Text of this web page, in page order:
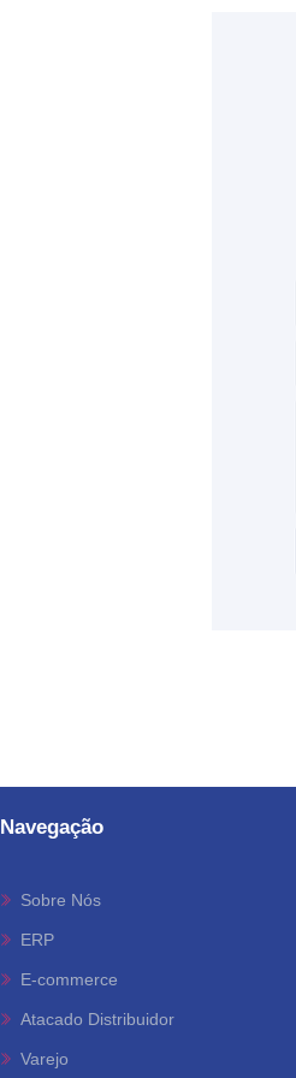
Navegação
Sobre Nós
ERP
E-commerce
Atacado Distribuidor
Varejo